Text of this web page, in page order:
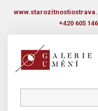
+420 605